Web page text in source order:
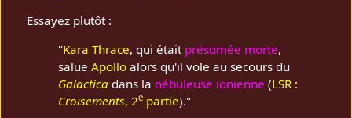
Essayez plutôt :
"Kara Thrace, qui était présumée morte,
salueApollo alors qu'il vole au secours du
Galactica dans la nébuleuse ionienne (LSR :
Croisements, 2e partie)."